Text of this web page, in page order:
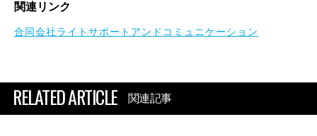
関連リンク
合同会社ライトサポートアンドコミュニケーション
RELATED ARTICLE 関連記事